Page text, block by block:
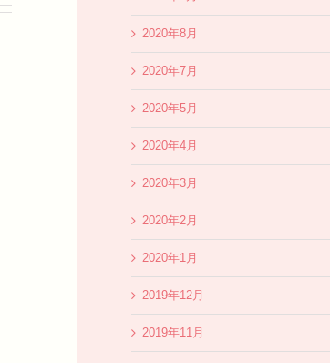
2020年8月
2020年7月
2020年5月
2020年4月
2020年3月
2020年2月
2020年1月
2019年12月
2019年11月